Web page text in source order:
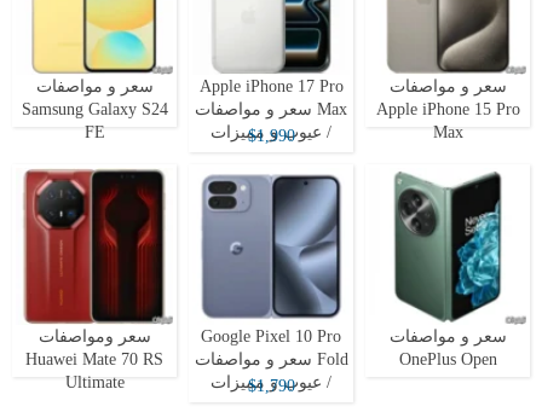
سعر و مواصفات
Apple iPhone 15 Pro
Max
Apple iPhone 17 Pro
Max سعر و مواصفات
/ عيوب و مميزات
$1,990
سعر و مواصفات
Samsung Galaxy S24
FE
سعر و مواصفات
OnePlus Open
Google Pixel 10 Pro
Fold سعر و مواصفات
/ عيوب و مميزات
$1,790
سعر ومواصفات
Huawei Mate 70 RS
Ultimate